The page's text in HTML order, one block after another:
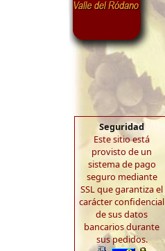
Seguridad
Este sitio está
provisto de un
sistema de pago
seguro mediante
SSL que garantiza el
carácter confidencial
de sus datos
bancarios durante
sus pedidos.